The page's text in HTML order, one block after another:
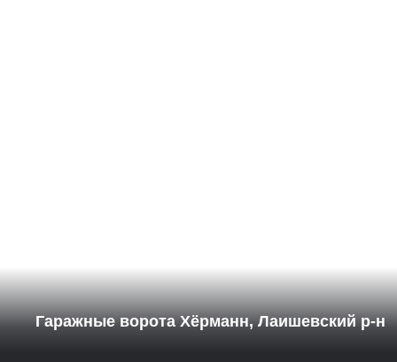
Гаражные ворота Хёрманн, Лаишевский р-н